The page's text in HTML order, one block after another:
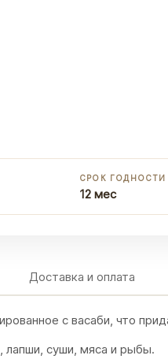
СРОК ГОДНОСТИ
12 мес
Доставка и оплата
с васаби, что
лапши, суши, мяса и рыбы.